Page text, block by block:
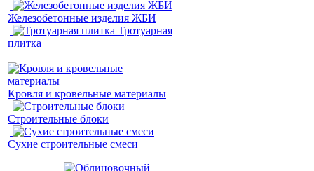
Железобетонные изделия ЖБИ
Тротуарная
плитка
Кровля и кровельные материалы
Строительные блоки
Сухие строительные смеси